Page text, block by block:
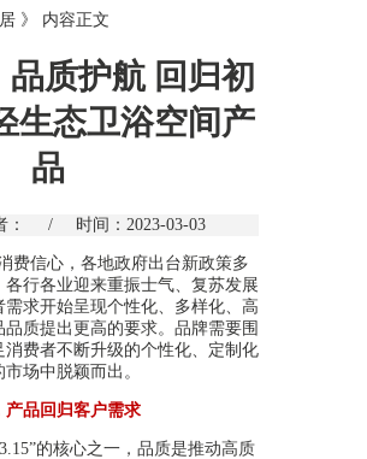
》 内容正文
质护航 回归初
生态卫浴空间产
品
： / 时间：2023-03-03
信心，各地政府出台新政策多
行各业迎来重振士气、复苏发展
求开始呈现个性化、多样化、高
质提出更高的要求。品牌需要围
费者不断升级的个性化、定制化
场中脱颖而出。
产品回归客户需求
的核心之一，品质是推动高质